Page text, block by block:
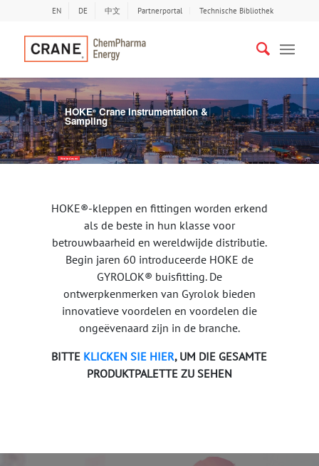
EN DE 中文 Partnerportal Technische Bibliothek
HOKE®Crane Instrumentation &
Sampling
Weiterlesen
Bisherige
HOKE®-kleppen en fittingen worden erkend
als de beste in hun klasse voor
betrouwbaarheid en wereldwijde distributie.
Begin jaren 60 introduceerde HOKE de
GYROLOK® buisfitting. De
ontwerpkenmerken van Gyrolok bieden
innovatieve voordelen en voordelen die
ongeëvenaard zijn in de branche.
BITTE KLICKEN SIE HIER, UM DIE GESAMTE
PRODUKTPALETTE ZU SEHEN